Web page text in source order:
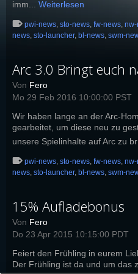
imm... Weiterlesen
pwi-news, sto-news, fw-news,
news, sto-launcher, bl-news, swm-
Arc 3.0 Bringt euch
Von Fero
Mo 29 Feb 2016 10:00:00 PST
Wir haben lange an der Arc-
gearbeitet, um diese neu zu
unsere Spielinhalte auf Arc zu
pwi-news, sto-news, fw-news,
news, sto-launcher, bl-news, swm-
15% Aufladebonus
Von Fero
Do 23 Apr 2015 10:15:00 PDT
Feiert den Frühling in eurem
Der Frühling ist da und um das